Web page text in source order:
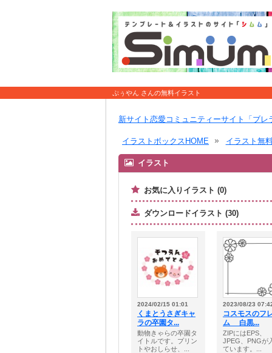
ぷぅやん さんの無料イラスト
新サイト恋愛コミュニティーサイト「ブレ
イラストボックスHOME イラスト無
イラスト
お気に入りイラスト (0)
ダウンロードイラスト (30)
2024/02/15 01:01
くまとうさぎキャ
ラの卒園タ...
動物きゃらの卒園タ
イトルです。プリン
トやおしらせ、...
2023/08/23
コスモスのフ
ム 白黒...
ZIPにはEPS、
JPEG、PNGが
ています。...